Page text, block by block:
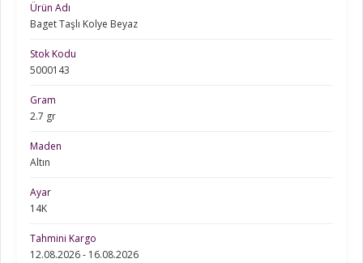
Ürün Adı
Baget Taşlı Kolye Beyaz
Stok Kodu
5000143
Gram
2.7 gr
Maden
Altın
Ayar
14K
Tahmini Kargo
12.08.2026 - 16.08.2026